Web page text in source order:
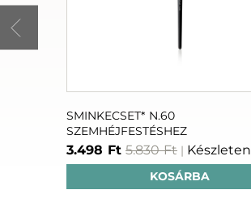
SMINKECSET* N.60
SZEMHÉJFESTÉSHEZ
3.498 Ft 5.830 Ft | Készleten
KOSÁRBA